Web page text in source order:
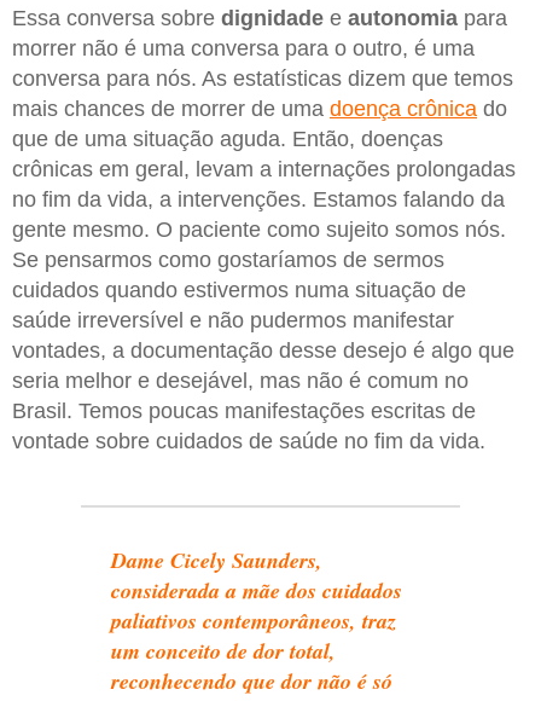
Essa conversa sobre dignidade e autonomia para
morrer não é uma conversa para o outro, é uma
conversa para nós. As estatísticas dizem que temos
mais chances de morrer de uma doença crônica do
que de uma situação aguda. Então, doenças
crônicas em geral, levam a internações prolongadas
no fim da vida, a intervenções. Estamos falando da
gente mesmo. O paciente como sujeito somos nós.
Se pensarmos como gostaríamos de sermos
cuidados quando estivermos numa situação de
saúde irreversível e não pudermos manifestar
vontades, a documentação desse desejo é algo que
seria melhor e desejável, mas não é comum no
Brasil. Temos poucas manifestações escritas de
vontade sobre cuidados de saúde no fim da vida.
Dame Cicely Saunders,
considerada a mãe dos cuidados
paliativos contemporâneos, traz
um conceito de dor total,
reconhecendo que dor não é só